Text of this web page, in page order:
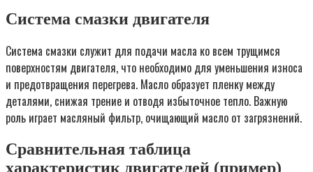
Система смазки двигателя
Система смазки служит для подачи масла ко всем трущимся
поверхностям двигателя, что необходимо для уменьшения износа
и предотвращения перегрева. Масло образует пленку между
деталями, снижая трение и отводя избыточное тепло. Важную
роль играет масляный фильтр, очищающий масло от загрязнений.
Сравнительная таблица
характеристик двигателей (пример)